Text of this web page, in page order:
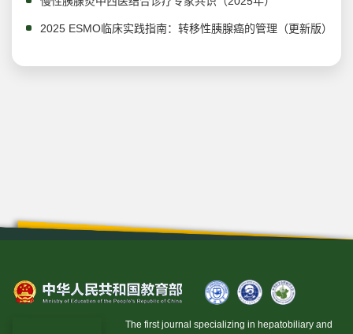
2025 ESMO临床实践指南：转移性胰腺癌的管理（更新版）
The first journal specializing in hepatobiliary and